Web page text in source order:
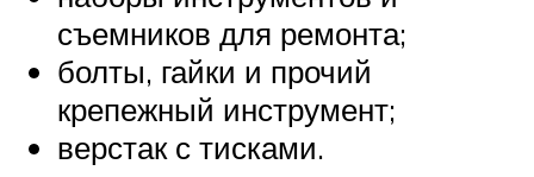
съемников для ремонта;
болты, гайки и прочий
крепежный инструмент;
верстак с тисками.